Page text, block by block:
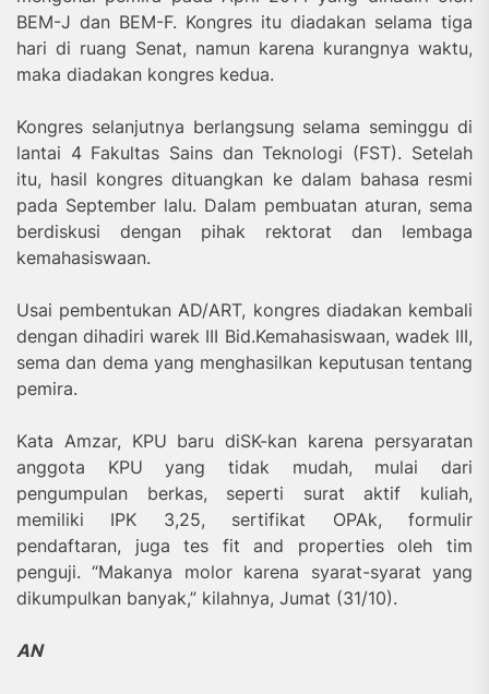
BEM-J dan BEM-F. Kongres itu diadakan selama tiga
hari di ruang Senat, namun karena kurangnya waktu,
maka diadakan kongres kedua.
Kongres selanjutnya berlangsung selama seminggu di
lantai 4 Fakultas Sains dan Teknologi (FST). Setelah
itu, hasil kongres dituangkan ke dalam bahasa resmi
pada September lalu. Dalam pembuatan aturan, sema
berdiskusi dengan pihak rektorat dan lembaga
kemahasiswaan.
Usai pembentukan AD/ART, kongres diadakan kembali
dengan dihadiri warek III Bid.Kemahasiswaan, wadek III,
sema dan dema yang menghasilkan keputusan tentang
pemira.
Kata Amzar, KPU baru diSK-kan karena persyaratan
anggota KPU yang tidak mudah, mulai dari
pengumpulan berkas, seperti surat aktif kuliah,
memiliki IPK 3,25, sertifikat OPAk, formulir
pendaftaran, juga tes fit and properties oleh tim
penguji. “Makanya molor karena syarat-syarat yang
dikumpulkan banyak,” kilahnya, Jumat (31/10).
AN